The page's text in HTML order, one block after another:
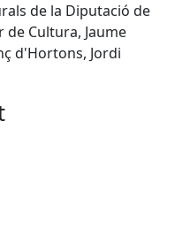
de la Diputació de
de Cultura, Jaume
d'Hortons, Jordi